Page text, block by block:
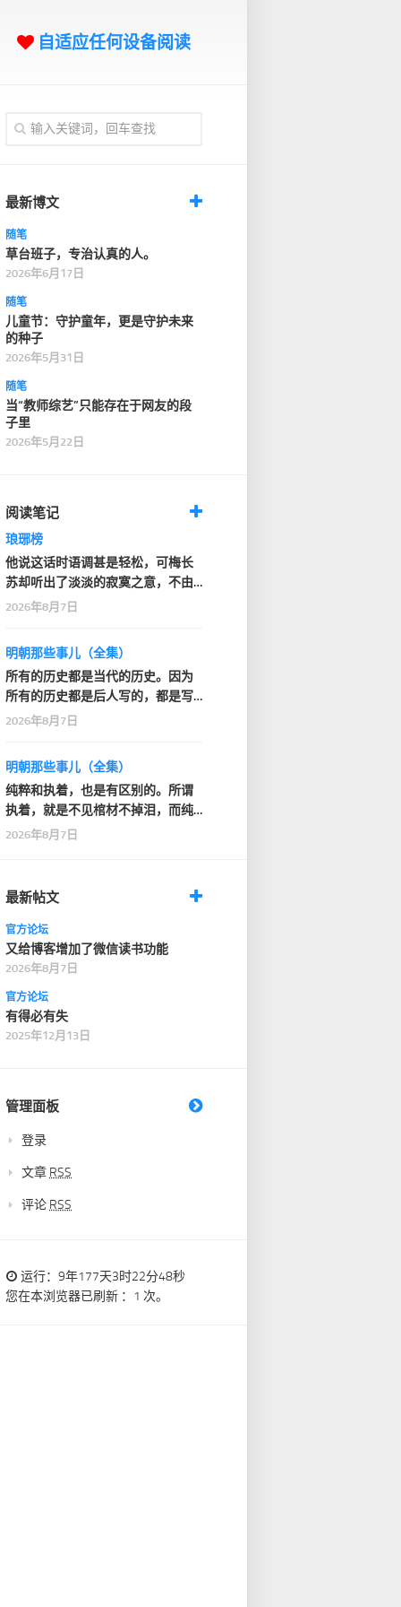
自适应任何设备阅读
最新博文
随笔
草台班子，专治认真的人。
2026年6月17日
随笔
儿童节：守护童年，更是守护未来
的种子
2026年5月31日
随笔
当“教师综艺”只能存在于网友的段
子里
2026年5月22日
阅读笔记
琅琊榜
他说这话时语调甚是轻松，可梅长
苏却听出了淡淡的寂寞之意，不由
深深看了他一眼
2026年8月7日
明朝那些事儿（全集）
所有的历史都是当代的历史。因为
所有的历史都是后人写的，都是写
的人的那个时代的感…
2026年8月7日
明朝那些事儿（全集）
纯粹和执着，也是有区别的。所谓
执着，就是不见棺材不掉泪，而纯
粹，是见了棺材，也…
2026年8月7日
最新帖文
官方论坛
又给博客增加了微信读书功能
2026年8月7日
官方论坛
有得必有失
2025年12月13日
管理面板
登录
文章 RSS
评论 RSS
运行：9年177天3时22分49秒
您在本浏览器已刷新 ：1 次。